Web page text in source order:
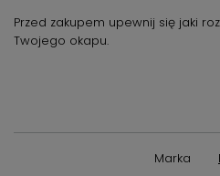
Przed zakupem upewnij się jaki
Twojego okapu.
Marka